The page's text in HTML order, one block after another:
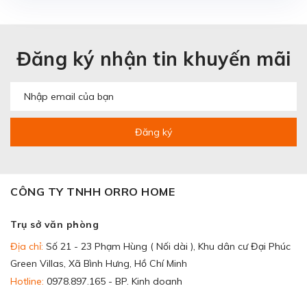
Đăng ký nhận tin khuyến mãi
Đăng ký
CÔNG TY TNHH ORRO HOME
Trụ sở văn phòng
Địa chỉ: Số 21 - 23 Phạm Hùng ( Nối dài ), Khu dân cư Đại Phúc
Green Villas, Xã Bình Hưng, Hồ Chí Minh
Hotline: 0978.897.165 - BP. Kinh doanh